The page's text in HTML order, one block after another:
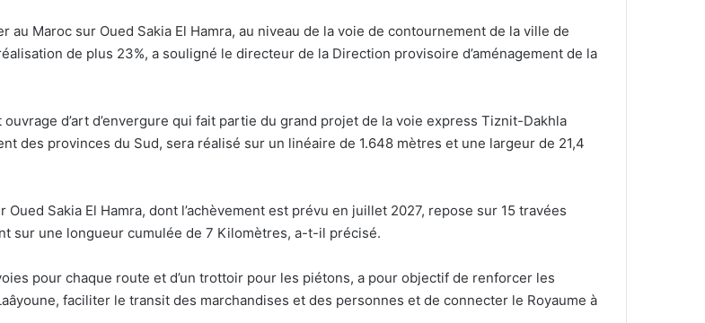
Maroc sur Oued Sakia El Hamra, au niveau de la voie de contournement de la ville de
de plus 23%, a souligné le directeur de la Direction provisoire d’aménagement de la
d’art d’envergure qui fait partie du grand projet de la voie express Tiznit-Dakhla
des provinces du Sud, sera réalisé sur un linéaire de 1.648 mètres et une largeur de 21,4
Sakia El Hamra, dont l’achèvement est prévu en juillet 2027, repose sur 15 travées
sur une longueur cumulée de 7 Kilomètres, a-t-il précisé.
pour chaque route et d’un trottoir pour les piétons, a pour objectif de renforcer les
faciliter le transit des marchandises et des personnes et de connecter le Royaume à